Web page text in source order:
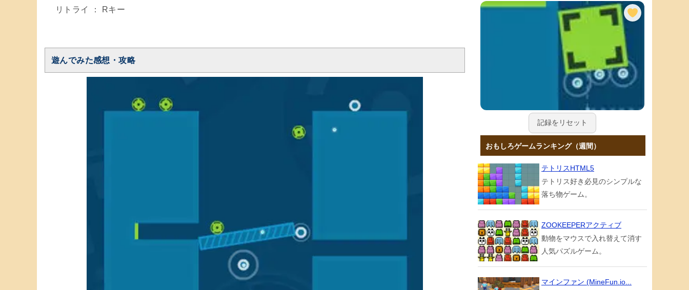
リトライ ： Rキー
遊んでみた感想・攻略
記録をリセット
おもしろゲームランキング（週間）
テトリスHTML5
テトリス好き必見のシンプルな
落ち物ゲーム。
ZOOKEEPERアクティブ
動物をマウスで入れ替えて消す
人気パズルゲーム。
マインファン (MineFun.io...